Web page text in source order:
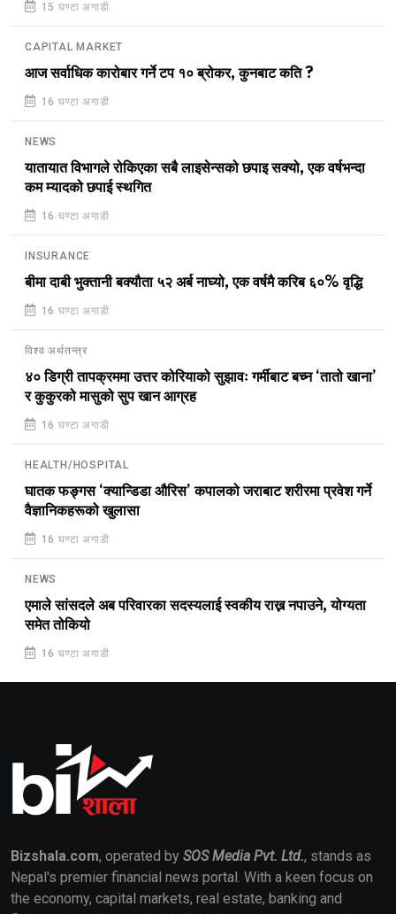
15 घण्टा अगाडी
CAPITAL MARKET
आज सर्वाधिक कारोबार गर्ने टप १० ब्रोकर, कुनबाट कति ?
16 घण्टा अगाडी
NEWS
यातायात विभागले रोकिएका सबै लाइसेन्सको छपाइ सक्यो, एक वर्षभन्दा
कम म्यादको छपाई स्थगित
16 घण्टा अगाडी
INSURANCE
बीमा दाबी भुक्तानी बक्यौता ५२ अर्ब नाघ्यो, एक वर्षमै करिब ६०% वृद्धि
16 घण्टा अगाडी
विश्व अर्थतन्त्र
४० डिग्री तापक्रममा उत्तर कोरियाको सुझावः गर्मीबाट बच्न ‘तातो खाना’
र कुकुरको मासुको सुप खान आग्रह
16 घण्टा अगाडी
HEALTH/HOSPITAL
घातक फङ्गस ‘क्यान्डिडा औरिस’ कपालको जराबाट शरीरमा प्रवेश गर्ने
वैज्ञानिकहरूको खुलासा
16 घण्टा अगाडी
NEWS
एमाले सांसदले अब परिवारका सदस्यलाई स्वकीय राख्न नपाउने, योग्यता
समेत तोकियो
16 घण्टा अगाडी
Bizshala.com, operated by SOS Media Pvt. Ltd., stands as
Nepal's premier financial news portal. With a keen focus on
the economy, capital markets, real estate, banking and